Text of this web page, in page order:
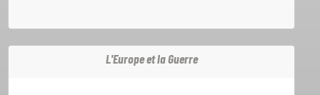
L'Europe et la Guerre